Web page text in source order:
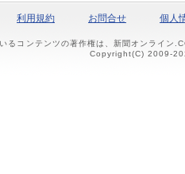
利用規約 お問合せ 個人
るコンテンツの著作権は、新聞オンライン
Copyright(C) 2009-